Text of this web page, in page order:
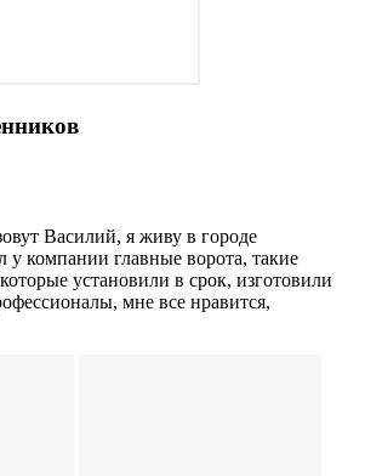
Василий, я живу в городе
у компании главные ворота, такие
установили в срок, изготовили
мне все нравится,